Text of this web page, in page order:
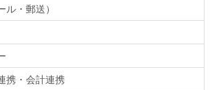
・郵送）
携・会計連携